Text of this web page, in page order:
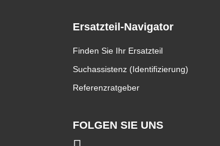
Ersatzteil-Navigator
Finden Sie Ihr Ersatzteil
Suchassistenz (Identifizierung)
Referenzratgeber
FOLGEN SIE UNS